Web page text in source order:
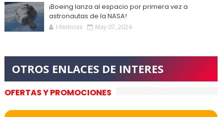
¡Boeing lanza al espacio por primera vez a
astronautas de la NASA!
I-Noticias May 07, 2024
OFERTAS Y PROMOCIONES